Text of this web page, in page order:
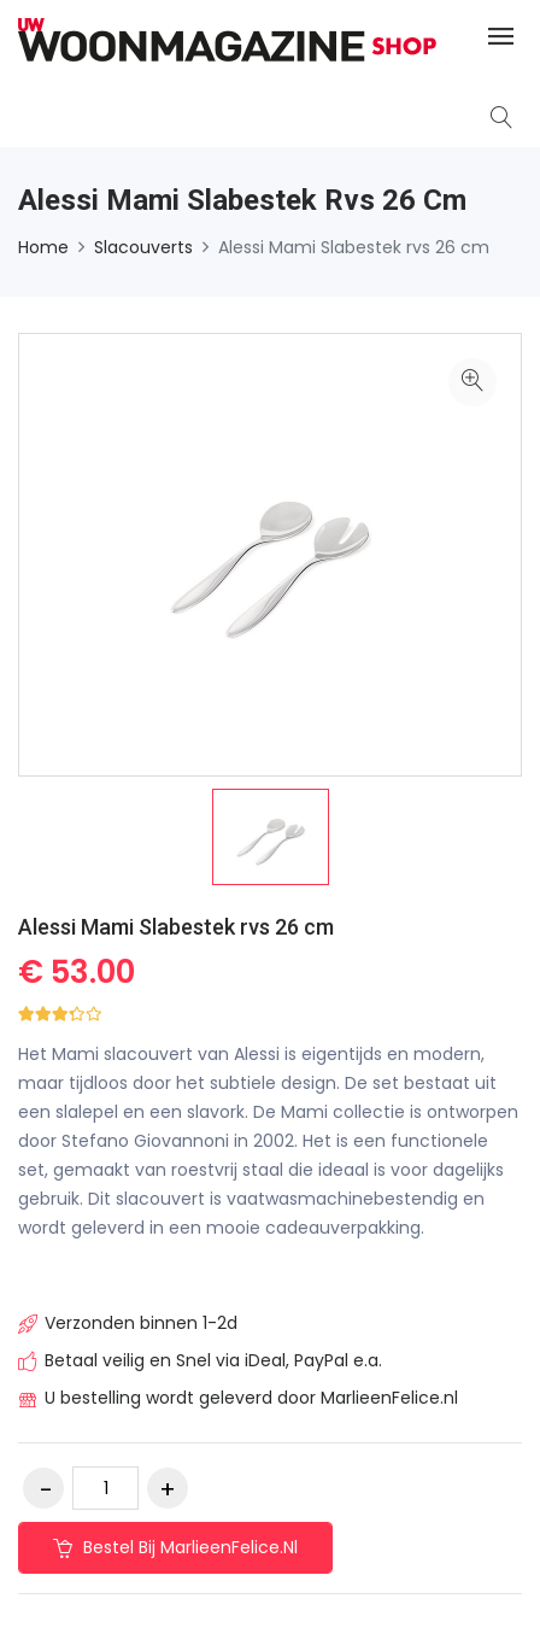
Alessi Mami Slabestek Rvs 26 Cm
Home Slacouverts Alessi Mami Slabestek rvs 26 cm
Alessi Mami Slabestek rvs 26 cm
€ 53.00
Het Mami slacouvert van Alessi is eigentijds en modern,
maar tijdloos door het subtiele design. De set bestaat uit
een slalepel en een slavork. De Mami collectie is ontworpen
door Stefano Giovannoni in 2002. Het is een functionele
set, gemaakt van roestvrij staal die ideaal is voor dagelijks
gebruik. Dit slacouvert is vaatwasmachinebestendig en
wordt geleverd in een mooie cadeauverpakking.
Verzonden binnen 1-2d
Betaal veilig en Snel via iDeal, PayPal e.a.
U bestelling wordt geleverd door MarlieenFelice.nl
Bestel Bij MarlieenFelice.nl